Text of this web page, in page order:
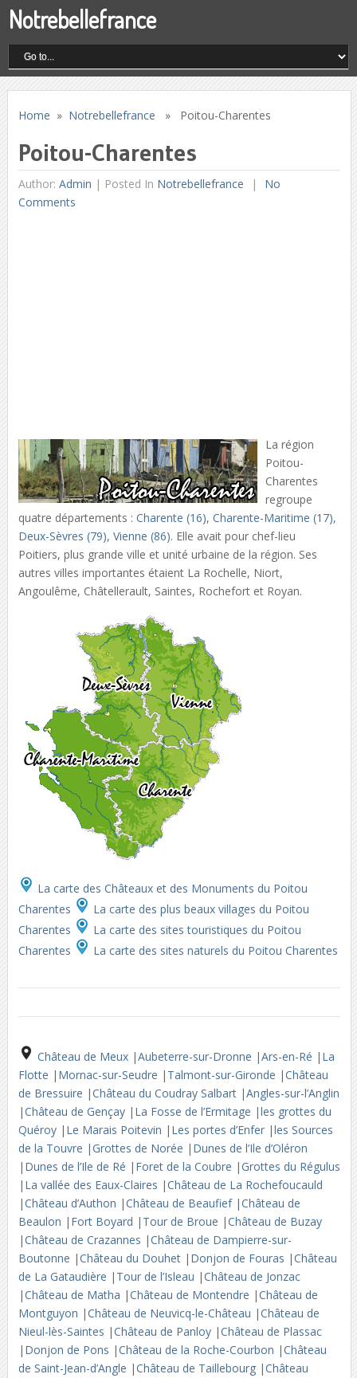
Notrebellefrance
Home » Notrebellefrance » Poitou-Charentes
Poitou-Charentes
Author: Admin | Posted In Notrebellefrance
No
Comments
La région
Poitou-
Charentes
regroupe
quatre départements : Charente (16), Charente-Maritime (17),
Deux-Sèvres (79), Vienne (86). Elle avait pour chef-lieu
Poitiers, plus grande ville et unité urbaine de la région. Ses
autres villes importantes étaient La Rochelle, Niort,
Angoulême, Châtellerault, Saintes, Rochefort et Royan.
La carte des Châteaux et des Monuments du Poitou
Charentes
La carte des plus beaux villages du Poitou
Charentes
La carte des sites touristiques du Poitou
Charentes
La carte des sites naturels du Poitou Charentes
Château de Meux |Aubeterre-sur-Dronne |Ars-en-Ré | La
Flotte | Mornac-sur-Seudre | Talmont-sur-Gironde |Château
de Bressuire |Château du Coudray Salbart |Angles-sur-l’Anglin
|Château de Gençay | La Fosse de l’Ermitage |les grottes du
Quéroy | Le Marais Poitevin | Les portes d’Enfer |les Sources
de la Touvre |Grottes de Norée | Dunes de l’Ile d’Oléron
| Dunes de l’Ile de Ré | Foret de la Coubre |Grottes du Régulus
| La vallée des Eaux-Claires |Château de La Rochefoucauld
|Château d’Authon |Château de Beaufief |Château de
Beaulon | Fort Boyard | Tour de Broue |Château de Buzay
|Château de Crazannes |Château de Dampierre-sur-
Boutonne |Château du Douhet | Donjon de Fouras |Château
de La Gataudière | Tour de l’Isleau |Château de Jonzac
|Château de Matha |Château de Montendre |Château de
Montguyon |Château de Neuvicq-le-Château |Château de
Nieul-lès-Saintes |Château de Panloy |Château de Plassac
| Donjon de Pons |Château de la Roche-Courbon |Château
de Saint-Jean-d’Angle |Château de Taillebourg |Château